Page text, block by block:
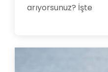
arıyorsunuz? İşte